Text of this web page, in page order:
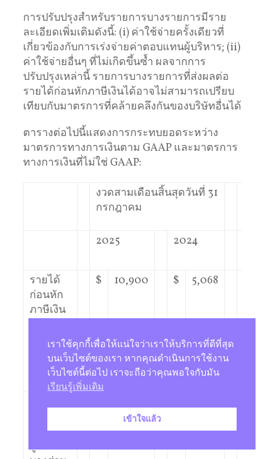
การปรับปรุงสำหรับรายการบางรายการมีราย
ละเอียดเพิ่มเติมดังนี้: (i) ค่าใช้จ่ายครั้งเดียวที่
เกี่ยวข้องกับการเร่งจ่ายค่าตอบแทนผู้บริหาร; (ii)
ค่าใช้จ่ายอื่นๆ ที่ไม่เกิดขึ้นซ้ำ ผลจากการ
ปรับปรุงเหล่านี้ รายการบางรายการที่ส่งผลต่อ
รายได้ก่อนหักภาษีเงินได้อาจไม่สามารถเปรียบ
เทียบกับมาตรการที่คล้ายคลึงกันของบริษัทอื่นได้
ตารางต่อไปนี้แสดงการกระทบยอดระหว่าง
มาตรการทางการเงินตาม GAAP และมาตรการ
ทางการเงินที่ไม่ใช่ GAAP:
งวดสามเดือนสิ้นสุดวันที่ 31
กรกฎาคม
2025 2024
รายได้
ก่อนหัก
ภาษีเงิน
หลัก
GAAP ที่
รายงาน)
$ 10,900 $ 5,068
ตอบแทน
ผู้บริหาร
เราใช้คุกกี้เพื่อให้แน่ใจว่าเราให้บริการที่ดีที่สุด
บนเว็บไซต์ของเรา หากคุณดำเนินการใช้งาน
เว็บไซต์นี้ต่อไป เราจะถือว่าคุณพอใจกับมัน
เรียนรู้เพิ่มเติม
เข้าใจแล้ว